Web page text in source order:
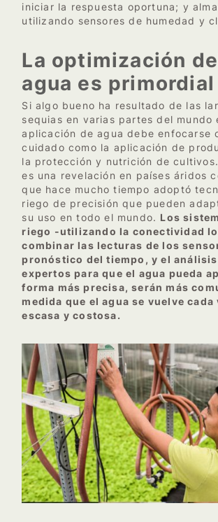
iniciar la respuesta oportuna; y
utilizando sensores de humedad y
La optimización
agua es primordial
Si algo bueno ha resultado de las
sequias en varias partes del mundo
aplicación de agua debe enfocarse
cuidado como la aplicación de
la protección y nutrición de
es una revelación en países áridos
que hace mucho tiempo adoptó
riego de precisión que pueden
su uso en todo el mundo. Los
riego -utilizando la conectividad
combinar las lecturas de los
pronóstico del tiempo, y el análisis
expertos para que el agua pueda
forma más precisa, serán más
medida que el agua se vuelve cada
escasa y costosa.